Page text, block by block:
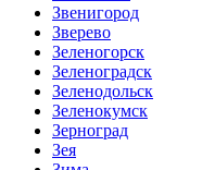
Звенигород
Зверево
Зеленогорск
Зеленоградск
Зеленодольск
Зеленокумск
Зерноград
Зея